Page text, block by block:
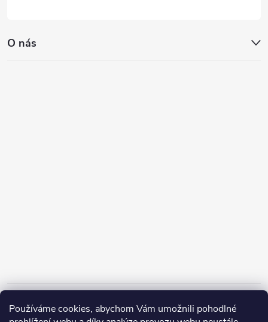
Používáme cookies, abychom Vám umožnili pohodlné
O nás